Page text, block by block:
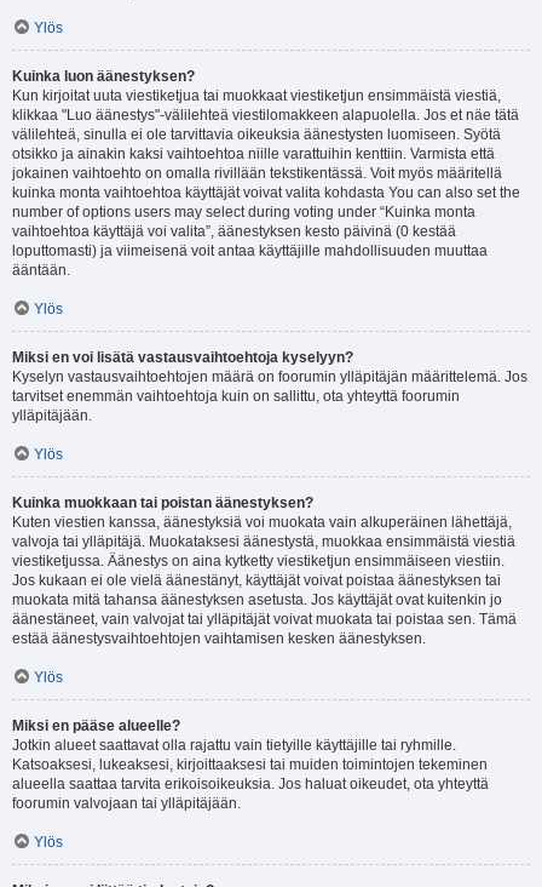
Ylös
Kuinka luon äänestyksen?
Kun kirjoitat uuta viestiketjua tai muokkaat viestiketjun ensimmäistä viestiä,
klikkaa "Luo äänestys"-välilehteä viestilomakkeen alapuolella. Jos et näe tätä
välilehteä, sinulla ei ole tarvittavia oikeuksia äänestysten luomiseen. Syötä
otsikko ja ainakin kaksi vaihtoehtoa niille varattuihin kenttiin. Varmista että
jokainen vaihtoehto on omalla rivillään tekstikentässä. Voit myös määritellä
kuinka monta vaihtoehtoa käyttäjät voivat valita kohdasta You can also set the
number of options users may select during voting under “Kuinka monta
vaihtoehtoa käyttäjä voi valita”, äänestyksen kesto päivinä (0 kestää
loputtomasti) ja viimeisenä voit antaa käyttäjille mahdollisuuden muuttaa
ääntään.
Ylös
Miksi en voi lisätä vastausvaihtoehtoja kyselyyn?
Kyselyn vastausvaihtoehtojen määrä on foorumin ylläpitäjän määrittelemä. Jos
tarvitset enemmän vaihtoehtoja kuin on sallittu, ota yhteyttä foorumin
ylläpitäjään.
Ylös
Kuinka muokkaan tai poistan äänestyksen?
Kuten viestien kanssa, äänestyksiä voi muokata vain alkuperäinen lähettäjä,
valvoja tai ylläpitäjä. Muokataksesi äänestystä, muokkaa ensimmäistä viestiä
viestiketjussa. Äänestys on aina kytketty viestiketjun ensimmäiseen viestiin.
Jos kukaan ei ole vielä äänestänyt, käyttäjät voivat poistaa äänestyksen tai
muokata mitä tahansa äänestyksen asetusta. Jos käyttäjät ovat kuitenkin jo
äänestäneet, vain valvojat tai ylläpitäjät voivat muokata tai poistaa sen. Tämä
estää äänestysvaihtoehtojen vaihtamisen kesken äänestyksen.
Ylös
Miksi en pääse alueelle?
Jotkin alueet saattavat olla rajattu vain tietyille käyttäjille tai ryhmille.
Katsoaksesi, lukeaksesi, kirjoittaaksesi tai muiden toimintojen tekeminen
alueella saattaa tarvita erikoisoikeuksia. Jos haluat oikeudet, ota yhteyttä
foorumin valvojaan tai ylläpitäjään.
Ylös